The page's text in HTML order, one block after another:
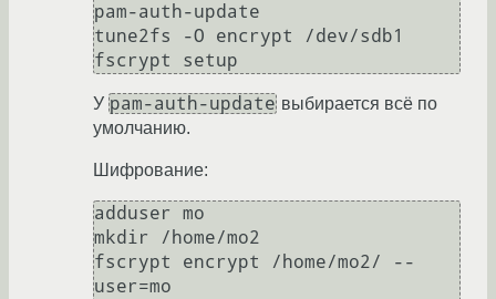
pam-auth-update
tune2fs -O encrypt /dev/sdb1
У pam-auth-update выбирается всё по
умолчанию.
Шифрование:
adduser mo
mkdir /home/mo2
fscrypt encrypt /home/mo2/ --
user=mo